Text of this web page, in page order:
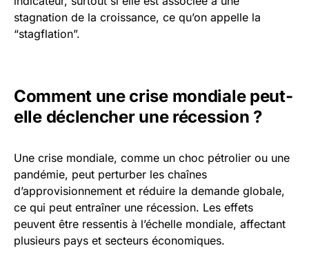
stagnation de la croissance, ce qu’on appelle la
“stagflation”.
Comment une crise mondiale peut-
elle déclencher une récession ?
Une crise mondiale, comme un choc pétrolier ou une
pandémie, peut perturber les chaînes
d’approvisionnement et réduire la demande globale,
ce qui peut entraîner une récession. Les effets
peuvent être ressentis à l’échelle mondiale, affectant
plusieurs pays et secteurs économiques.